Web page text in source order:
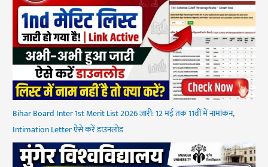
Bihar Board Inter 1st Merit List 2026 जारी: 12 मई तक 11वीं में नामांकन,
Intimation Letter ऐसे करें डाउनलोड